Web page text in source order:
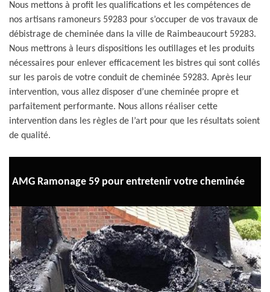
Nous mettons à profit les qualifications et les compétences de
nos artisans ramoneurs 59283 pour s’occuper de vos travaux de
débistrage de cheminée dans la ville de Raimbeaucourt 59283.
Nous mettrons à leurs dispositions les outillages et les produits
nécessaires pour enlever efficacement les bistres qui sont collés
sur les parois de votre conduit de cheminée 59283. Après leur
intervention, vous allez disposer d’une cheminée propre et
parfaitement performante. Nous allons réaliser cette
intervention dans les règles de l’art pour que les résultats soient
de qualité.
AMG Ramonage 59 pour entretenir votre cheminée